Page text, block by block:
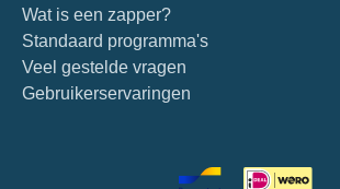
Wat is een zapper?
Standaard programma's
Veel gestelde vragen
Gebruikerservaringen